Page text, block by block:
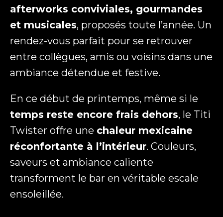
Téléphone
Message (Nécessaire)
afterworks conviviales, gourmandes
et musicales, proposés toute l’année. Un
rendez-vous parfait pour se retrouver
entre collègues, amis ou voisins dans une
ambiance détendue et festive.
En ce début de printemps, même si le
temps reste encore frais dehors, le Titi
Twister offre une chaleur mexicaine
réconfortante à l’intérieur. Couleurs,
saveurs et ambiance caliente
transforment le bar en véritable escale
ensoleillée.